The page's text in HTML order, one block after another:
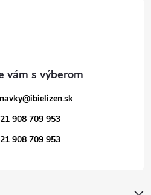
@ibielizen.sk
908 709 953
908 709 953